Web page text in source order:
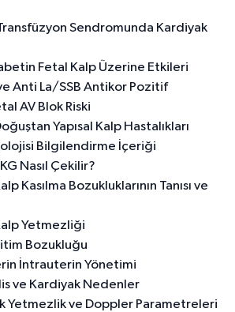
Sendromunda Kardiyak
Fetal Kalp Üzerine Etkileri
Anti La/SSB Antikor Pozitif
AV Blok Riski
Yapısal Kalp Hastalıkları
Bilgilendirme İçeriği
Nasıl Çekilir?
Kasılma Bozukluklarının Tanısı ve
Yetmezliği
Bozukluğu
İntrauterin Yönetimi
ve Kardiyak Nedenler
Yetmezlik ve Doppler Parametreleri